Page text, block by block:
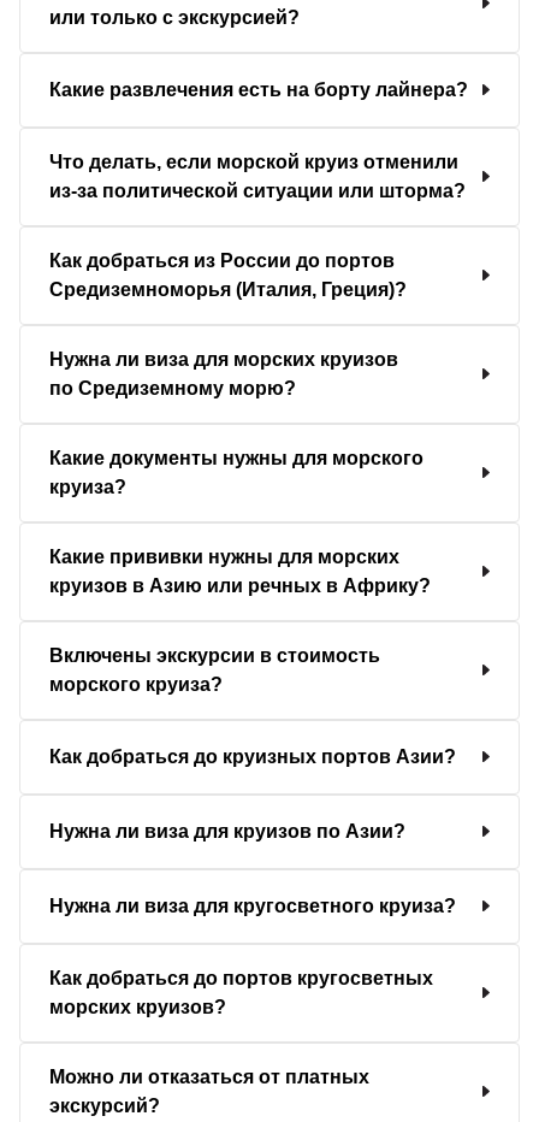
или только с экскурсией?
Какие развлечения есть на борту лайнера?
Что делать, если морской круиз отменили
из-за политической ситуации или шторма?
Как добраться из России до портов
Средиземноморья (Италия, Греция)?
Нужна ли виза для морских круизов
по Средиземному морю?
Какие документы нужны для морского
круиза?
Какие прививки нужны для морских
круизов в Азию или речных в Африку?
Включены экскурсии в стоимость
морского круиза?
Как добраться до круизных портов Азии?
Нужна ли виза для круизов по Азии?
Нужна ли виза для кругосветного круиза?
Как добраться до портов кругосветных
морских круизов?
Можно ли отказаться от платных
экскурсий?